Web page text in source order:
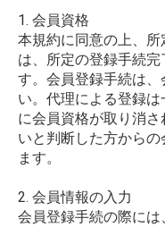
1. 会員資格
本規約に同意の上、
は、所定の登録手続
す。会員登録手続は
い。代理による登録
に会員資格が取り消
いと判断した方から
ます。
2. 会員情報の入力
会員登録手続の際に